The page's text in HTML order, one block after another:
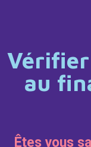
au
Êtes vous